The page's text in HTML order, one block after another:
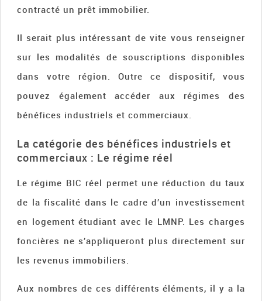
contracté un prêt immobilier.
Il serait plus intéressant de vite vous renseigner
sur les modalités de souscriptions disponibles
dans votre région. Outre ce dispositif, vous
pouvez également accéder aux régimes des
bénéfices industriels et commerciaux.
La catégorie des bénéfices industriels et
commerciaux : Le régime réel
Le régime BIC réel permet une réduction du taux
de la fiscalité dans le cadre d’un investissement
en logement étudiant avec le LMNP. Les charges
foncières ne s’appliqueront plus directement sur
les revenus immobiliers.
Aux nombres de ces différents éléments, il y a la